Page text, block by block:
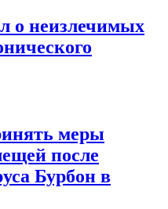
о неизлечимых
меры
после
Бурбон в